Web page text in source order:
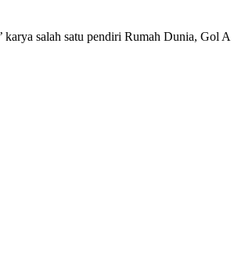
salah satu pendiri Rumah Dunia, Gol A